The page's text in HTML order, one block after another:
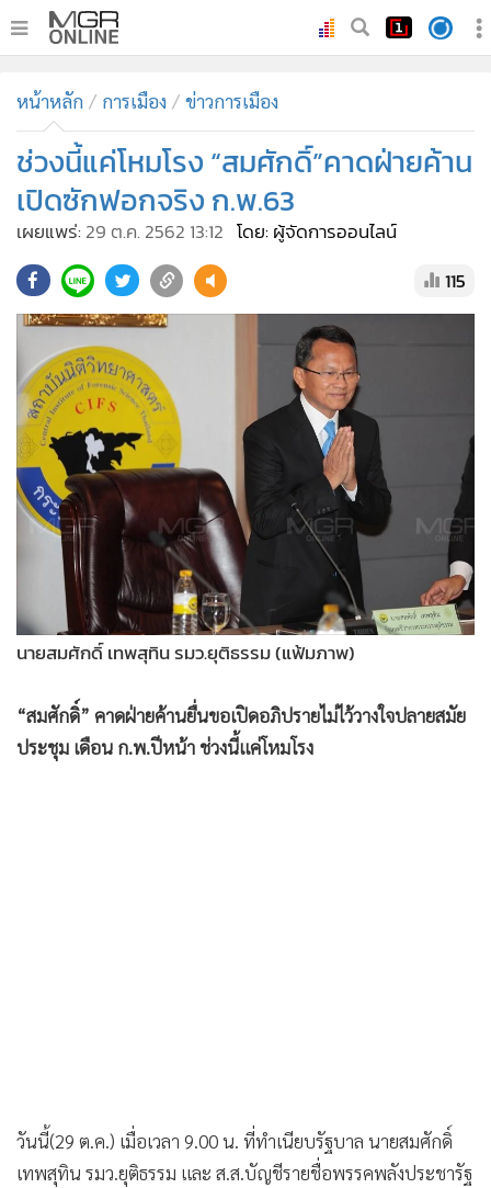
ทันเหตุการณ์
• ภาคใต้
ภูมิภาค
Online Section
• ผู้จัดการรายวัน
• คอลัมนิสต์
ละคร
• CbizReview
• Cyber BIZ
• ผู้จัดกวน
• Good health & Well-being
Green Innovation & SD
Management & HR
MGR Live
• Infographic
• การเมือง
ท่องเที่ยว
กีฬา
ต่างประเทศ
• อินโดจีน
• กองทุนรวม
หน้าหลัก การเมือง ข่าวการเมือง
ช่วงนี้แค่โหมโรง “สมศักดิ์”คาดฝ่ายค้าน
เปิดซักฟอกจริง ก.พ.63
เผยแพร่: 29 ต.ค. 2562 13:12 โดย: ผู้จัดการออนไลน์
115
นายสมศักดิ์ เทพสุทิน รมว.ยุติธรรม (แฟ้มภาพ)
“สมศักดิ์” คาดฝ่ายค้านยื่นขอเปิดอภิปรายไม่ไว้วางใจปลายสมัย
ประชุม เดือน ก.พ.ปีหน้า ช่วงนี้แค่โหมโรง
วันนี้(29 ต.ค.) เมื่อเวลา 9.00 น. ที่ทำเนียบรัฐบาล นายสมศักดิ์
เทพสุทิน รมว.ยุติธรรม และ ส.ส.บัญชีรายชื่อพรรคพลังประชารัฐ